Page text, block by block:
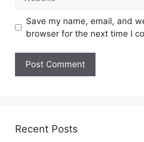
Save my name, email, and
browser for the next time I
Recent Posts